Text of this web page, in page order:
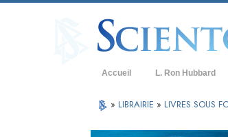
Accueil L. Ron Hubbard
» LIBRAIRIE » LIVRES SOUS